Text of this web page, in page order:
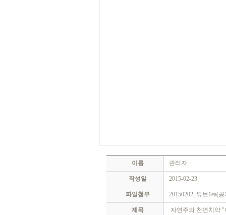
이름 관리자
작성일 2015-02-23
파일첨부 20150202_튜브1ea(
제목 자연주의 천연치약